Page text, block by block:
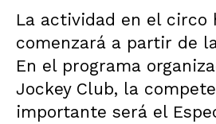
La actividad en el circo
comenzará a partir de
En el programa
Jockey Club, la
importante será el